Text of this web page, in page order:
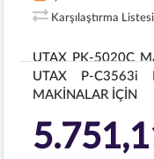
Karşılaştırma
UTAX PK-5020C
UTAX P-C3563i
MAKİNALAR İÇİN